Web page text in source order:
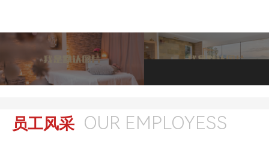
员工风采 OUR EMPLOYESS